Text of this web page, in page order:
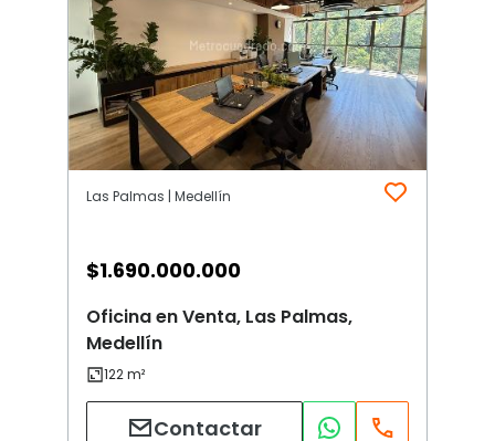
Las Palmas | Medellín
$1.690.000.000
Oficina en Venta, Las Palmas,
Medellín
Contactar